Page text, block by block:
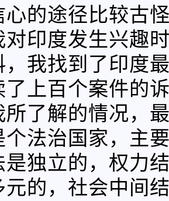
心的途径比较古
对印度发生兴趣
，我找到了印度
了上百个案件的
所了解的情况，
个法治国家，主
是独立的，权力
元的，社会中间